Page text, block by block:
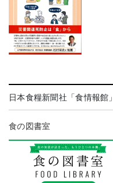
日本食糧新聞社「食情報館」
食の図書室